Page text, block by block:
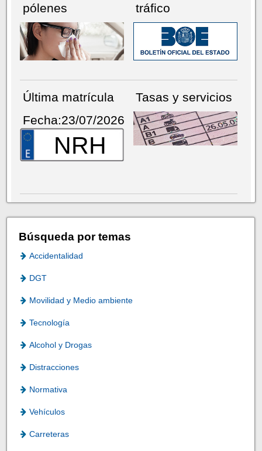
pólenes
tráfico
Última matrícula
Fecha:23/07/2026
NRH
Tasas y servicios
Búsqueda por temas
Accidentalidad
DGT
Movilidad y Medio ambiente
Tecnología
Alcohol y Drogas
Distracciones
Normativa
Vehículos
Carreteras